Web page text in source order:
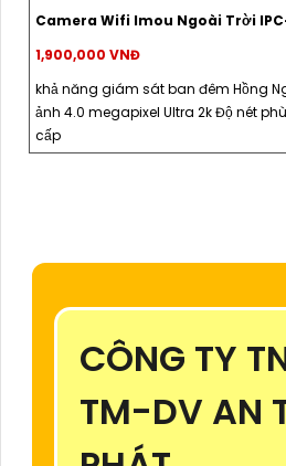
Camera Wifi Imou Ngoài Trời
1,900,000 VNĐ
khả năng giám sát ban đêm Hồng
ảnh 4.0 megapixel Ultra 2k Độ nét
cấp
CÔNG TY
TM-DV AN